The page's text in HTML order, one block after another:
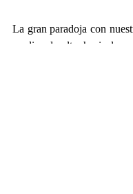
La gran paradoja con
se dio el salto hacia los